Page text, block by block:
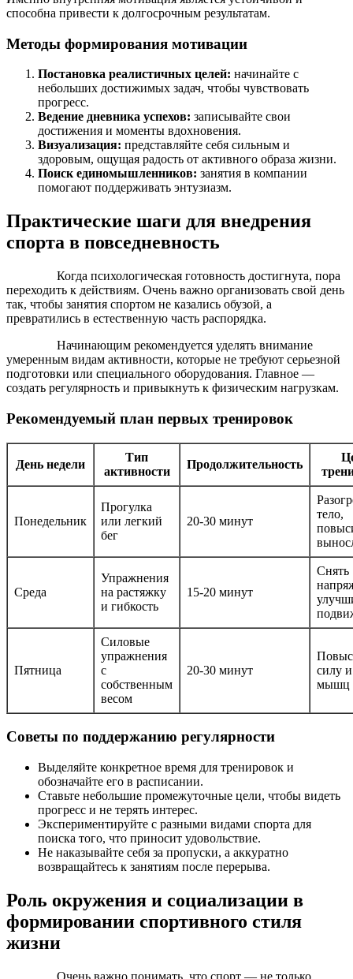
способна привести к долгосрочным результатам.
Методы формирования мотивации
Постановка реалистичных целей: начинайте с
небольших достижимых задач, чтобы чувствовать
прогресс.
Ведение дневника успехов: записывайте свои
достижения и моменты вдохновения.
Визуализация: представляйте себя сильным и
здоровым, ощущая радость от активного образа жизни.
Поиск единомышленников: занятия в компании
помогают поддерживать энтузиазм.
Практические шаги для внедрения
спорта в повседневность
Когда психологическая готовность достигнута, пора
переходить к действиям. Очень важно организовать свой день
так, чтобы занятия спортом не казались обузой, а
превратились в естественную часть распорядка.
Начинающим рекомендуется уделять внимание
умеренным видам активности, которые не требуют серьезной
подготовки или специального оборудования. Главное —
создать регулярность и привыкнуть к физическим нагрузкам.
Рекомендуемый план первых тренировок
День недели
Тип
активности
Продолжительность
Понедельник
Прогулка
или легкий
бег
20-30 минут
тело,
Среда
Упражнения
на растяжку
и гибкость
15-20 минут
Снять
Пятница
Силовые
упражнения
с
собственным
весом
20-30 минут
силу
мышц
Советы по поддержанию регулярности
Выделяйте конкретное время для тренировок и
обозначайте его в расписании.
Ставьте небольшие промежуточные цели, чтобы видеть
прогресс и не терять интерес.
Экспериментируйте с разными видами спорта для
поиска того, что приносит удовольствие.
Не наказывайте себя за пропуски, а аккуратно
возвращайтесь к занятиям после перерыва.
Роль окружения и социализации в
формировании спортивного стиля
жизни
Очень важно понимать, что спорт — не только